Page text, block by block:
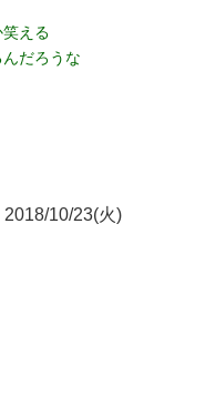
える
だろうな
2018/10/23(火)